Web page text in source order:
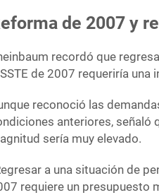
de 2007 y
recordó que
de 2007 requeriría
reconoció las
anteriores, señaló
sería muy elevado.
a una situación de
requiere un presupuesto